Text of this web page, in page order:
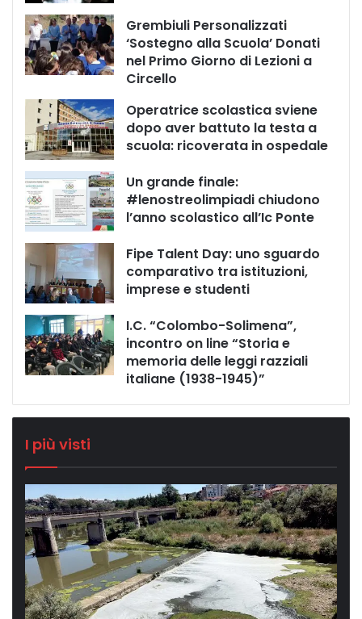
Grembiuli Personalizzati
‘Sostegno alla Scuola’ Donati
nel Primo Giorno di Lezioni a
Circello
Operatrice scolastica sviene
dopo aver battuto la testa a
scuola: ricoverata in ospedale
Un grande finale:
#lenostreolimpiadi chiudono
l’anno scolastico all’Ic Ponte
Fipe Talent Day: uno sguardo
comparativo tra istituzioni,
imprese e studenti
I.C. “Colombo-Solimena”,
incontro on line “Storia e
memoria delle leggi razziali
italiane (1938-1945)”
I più visti